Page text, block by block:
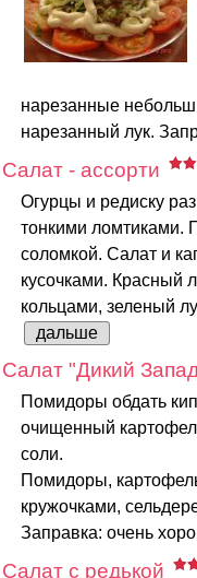
нарезанные
нарезанный лук.
Салат - ассорти
Огурцы и редиску
тонкими ломтиками.
соломкой. Салат и
кусочками. Красный
кольцами, зеленый
дальше
Салат "Дикий
Помидоры обдать
очищенный
соли.
Помидоры,
кружочками,
Заправка: очень
Салат с редькой